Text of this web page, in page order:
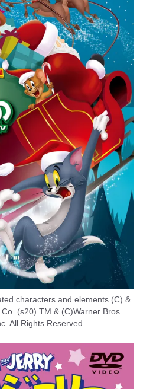
characters and elements (C) &
(s20) TM & (C)Warner Bros.
All Rights Reserved